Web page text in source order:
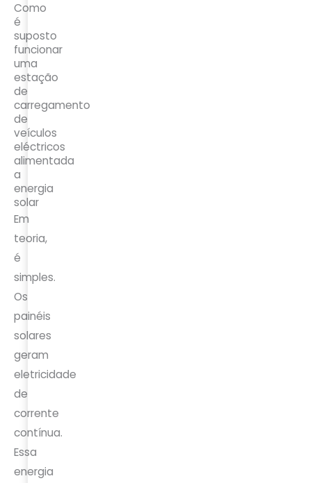
Como
é
suposto
funcionar
uma
estação
de
carregamento
de
veículos
eléctricos
alimentada
a
energia
solar
Em
teoria,
é
simples.
Os
painéis
solares
geram
eletricidade
de
corrente
contínua.
Essa
energia